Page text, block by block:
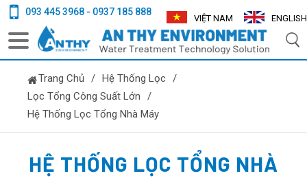
093 445 3968 - 0937 185 888
VIỆT NAM ENGLISH
Trang Chủ / Hệ Thống Lọc /
Lọc Tổng Công Suất Lớn
/
Hệ Thống Lọc Tổng Nhà Máy
HỆ THỐNG LỌC TỔNG NHÀ